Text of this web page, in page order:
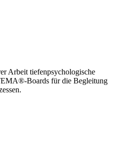
Arbeit tiefenpsychologische
Boards für die Begleitung